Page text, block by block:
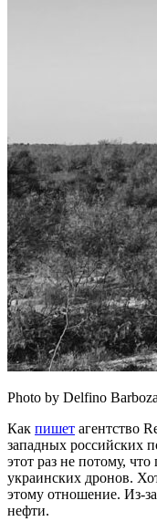
Photo by Delfino
Как пишет агентство
западных российских
этот раз не потому,
украинских дронов.
этому отношение. Из-
нефти.